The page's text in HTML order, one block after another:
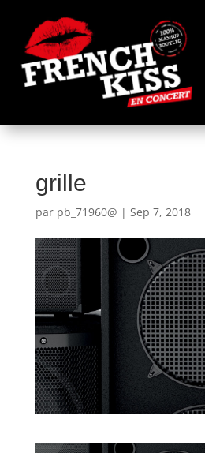
grille
par pb_71960@ | Sep 7, 2018